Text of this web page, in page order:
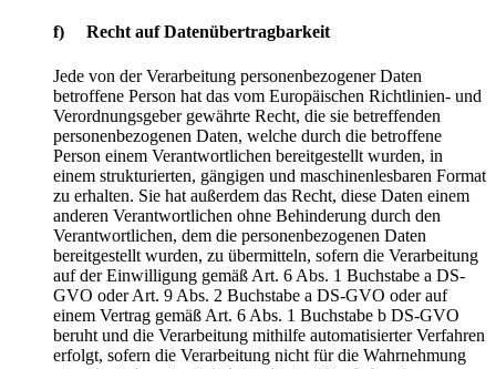
f) Recht auf Datenübertragbarkeit
Jede von der Verarbeitung personenbezogener Daten
betroffene Person hat das vom Europäischen Richtlinien- und
Verordnungsgeber gewährte Recht, die sie betreffenden
personenbezogenen Daten, welche durch die betroffene
Person einem Verantwortlichen bereitgestellt wurden, in
einem strukturierten, gängigen und maschinenlesbaren Format
zu erhalten. Sie hat außerdem das Recht, diese Daten einem
anderen Verantwortlichen ohne Behinderung durch den
Verantwortlichen, dem die personenbezogenen Daten
bereitgestellt wurden, zu übermitteln, sofern die Verarbeitung
auf der Einwilligung gemäß Art. 6 Abs. 1 Buchstabe a DS-
GVO oder Art. 9 Abs. 2 Buchstabe a DS-GVO oder auf
einem Vertrag gemäß Art. 6 Abs. 1 Buchstabe b DS-GVO
beruht und die Verarbeitung mithilfe automatisierter Verfahren
erfolgt, sofern die Verarbeitung nicht für die Wahrnehmung